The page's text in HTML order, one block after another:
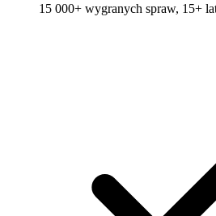
15 000+ wygranych spraw, 15+